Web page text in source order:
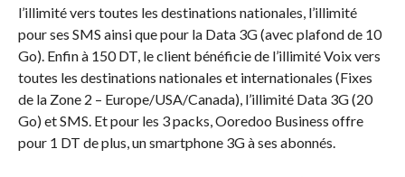
l’illimité vers toutes les destinations nationales, l’illimité
pour ses SMS ainsi que pour la Data 3G (avec plafond de 10
Go). Enfin à 150 DT, le client bénéficie de l’illimité Voix vers
toutes les destinations nationales et internationales (Fixes
de la Zone 2 – Europe/USA/Canada), l’illimité Data 3G (20
Go) et SMS. Et pour les 3 packs, Ooredoo Business offre
pour 1 DT de plus, un smartphone 3G à ses abonnés.